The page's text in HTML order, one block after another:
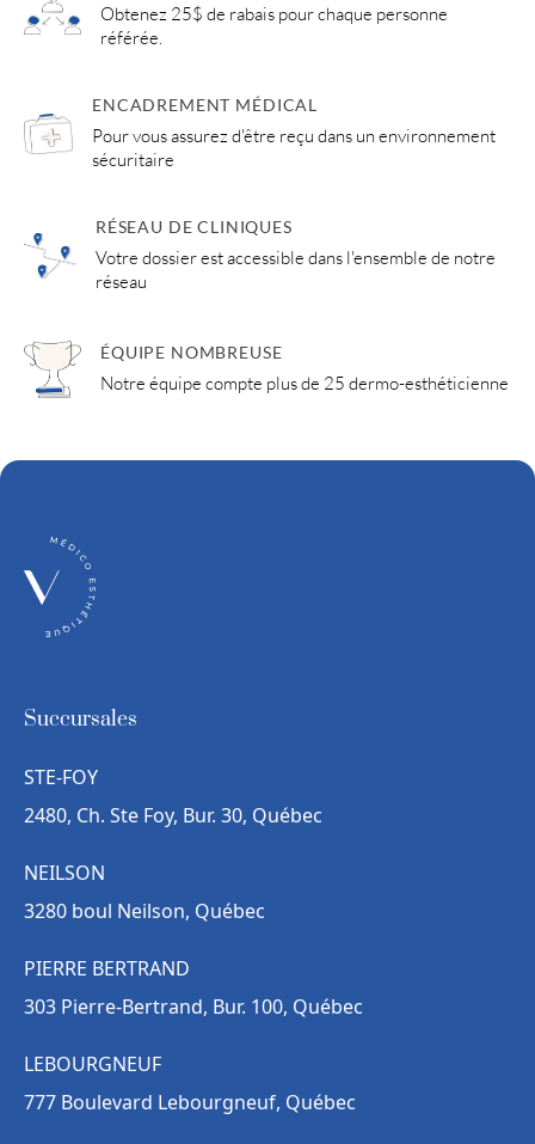
Obtenez 25$ de rabais pour chaque personne
référée.
ENCADREMENT MÉDICAL
Pour vous assurez d'être reçu dans un environnement
sécuritaire
RÉSEAU DE CLINIQUES
Votre dossier est accessible dans l'ensemble de notre
réseau
ÉQUIPE NOMBREUSE
Notre équipe compte plus de 25 dermo-esthéticienne
Succursales
STE-FOY
2480, Ch. Ste Foy, Bur. 30, Québec
NEILSON
3280 boul Neilson, Québec
PIERRE BERTRAND
303 Pierre-Bertrand, Bur. 100, Québec
LEBOURGNEUF
777 Boulevard Lebourgneuf, Québec